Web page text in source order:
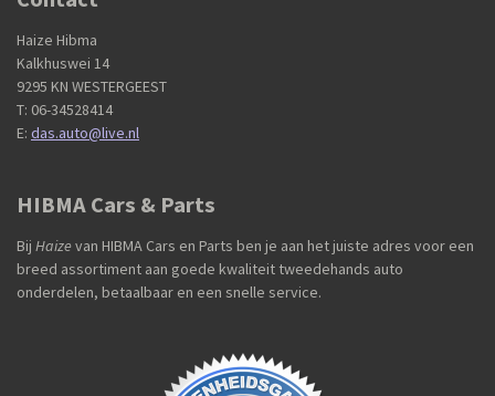
Haize Hibma
Kalkhuswei 14
9295 KN WESTERGEEST
T: 06-34528414
E: das.auto@live.nl
HIBMA Cars & Parts
Bij Haizevan HIBMA Cars en Parts ben je aan het juiste adres voor een
breed assortiment aan goede kwaliteit tweedehands auto
onderdelen, betaalbaar en een snelle service.